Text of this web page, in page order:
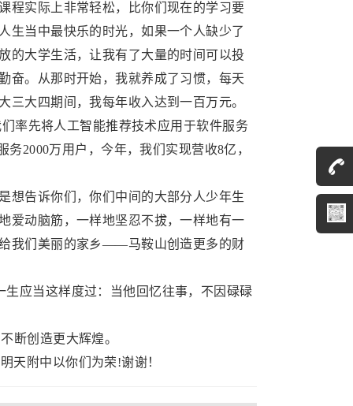
程实际上非常轻松，比你们现在的学习要
生当中最快乐的时光，如果一个人缺少了
的大学生活，让我有了大量的时间可以投
奋。从那时开始，我就养成了习惯，每天
大四期间，我每年收入达到一百万元。
率先将人工智能推荐技术应用于软件服务
2000万用户，今年，我们实现营收8亿，
告诉你们，你们中间的大部分人少年生
爱动脑筋，一样地坚忍不拔，一样地有一
我们美丽的家乡——马鞍山创造更多的财
应当这样度过：当他回忆往事，不因碌碌
断创造更大辉煌。
附中以你们为荣!谢谢！